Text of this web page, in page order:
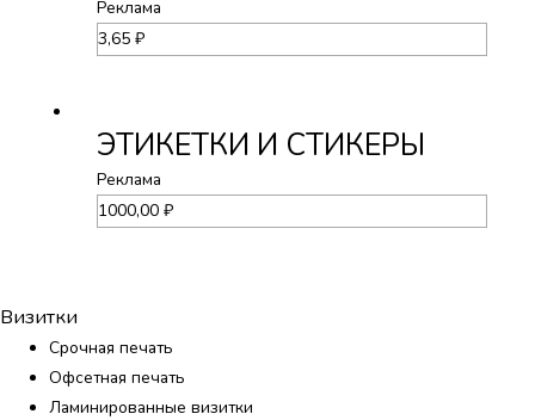
Реклама
3,65₽
ЭТИКЕТКИ И СТИКЕРЫ
Реклама
1000,00₽
Визитки
Срочная печать
Офсетная печать
Ламинированные визитки